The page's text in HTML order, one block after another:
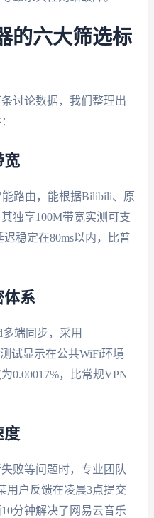
的六大筛选标
讨论数据，我们整理出
宽
路由，能根据Bilibili、原
独享100M带宽实测可支
稳定在80ms以内，比普
体系
多端同步，采用
试显示在公共WiFi环境
0.00017%，比常规VPN
度
败等问题时，专业团队
用户反馈在凌晨3点提交
分钟解决了网易云音乐